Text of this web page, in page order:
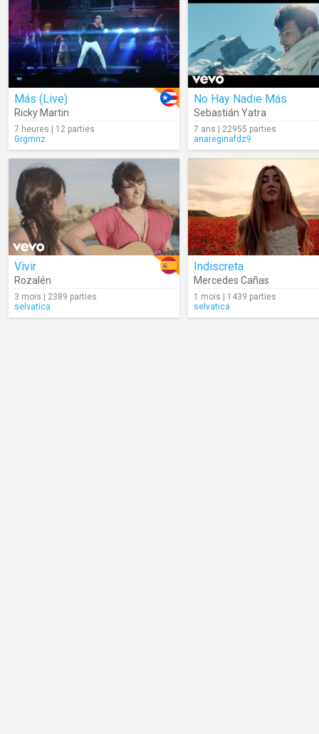
Más (Live)
Ricky Martin
7 heures | 12 parties
Grgmnz
No Hay Nadie Más
Sebastián Yatra
7 ans | 22955 parties
anareginafdz9
Vivir
Rozalén
3 mois | 2389 parties
selvatica
Indiscreta
Mercedes Cañas
1 mois | 1439 parties
selvatica